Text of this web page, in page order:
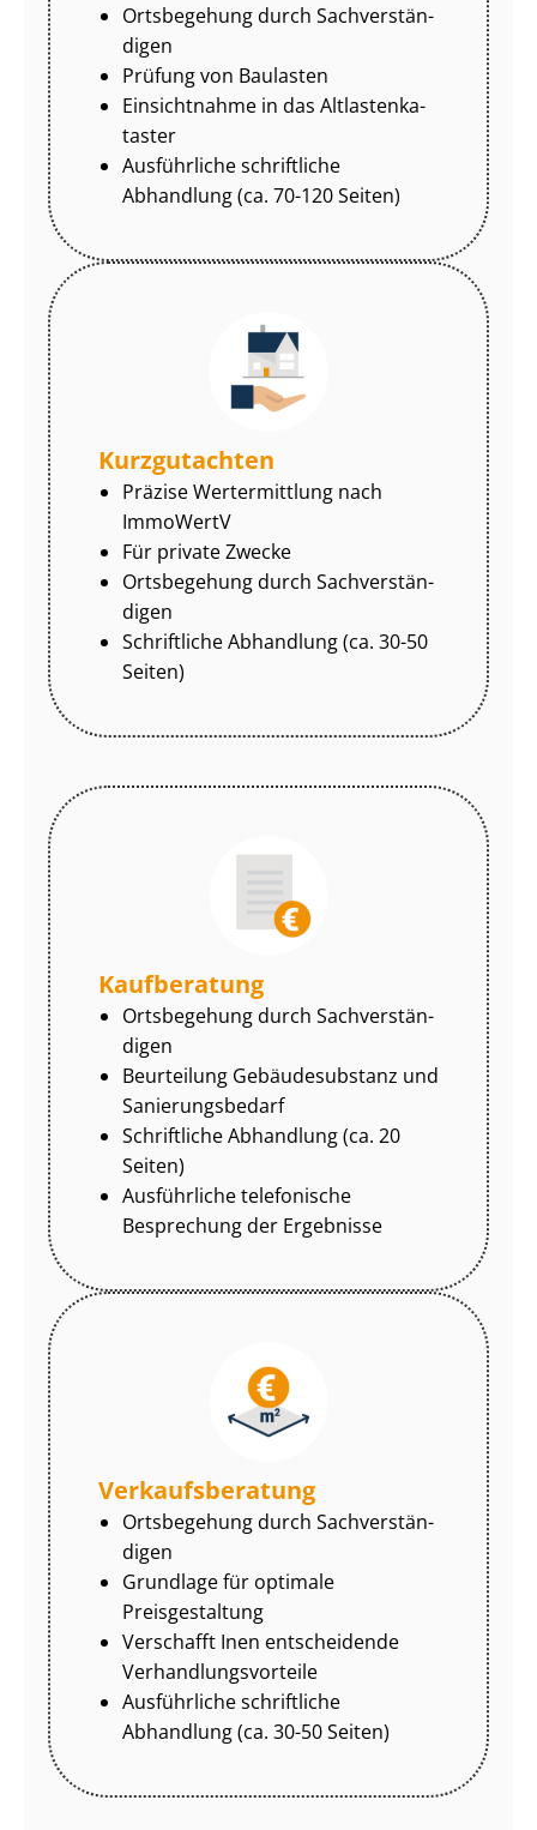
Ortsbegehung durch Sach­ver­stän­
di­gen
Prüfung von Baulasten
Einsichtnahme in das Alt­las­ten­ka­
tas­ter
Ausführliche schriftliche
Abhandlung (ca. 70-120 Seiten)
Kurzgutachten
Präzise Wertermittlung nach
ImmoWertV
Für private Zwecke
Ortsbegehung durch Sach­ver­stän­
di­gen
Schriftliche Abhandlung (ca. 30-50
Seiten)
Kaufberatung
Ortsbegehung durch Sach­ver­stän­
di­gen
Beurteilung Gebäudesubstanz und
Sa­nie­rungs­be­darf
Schriftliche Abhandlung (ca. 20
Seiten)
Ausführliche telefonische
Besprechung der Ergebnisse
Ver­kaufs­be­ra­tung
Ortsbegehung durch Sach­ver­stän­
di­gen
Grundlage für optimale
Preisgestaltung
Verschafft Inen entscheidende
Ver­hand­lungs­vor­tei­le
Ausführliche schriftliche
Abhandlung (ca. 30-50 Seiten)